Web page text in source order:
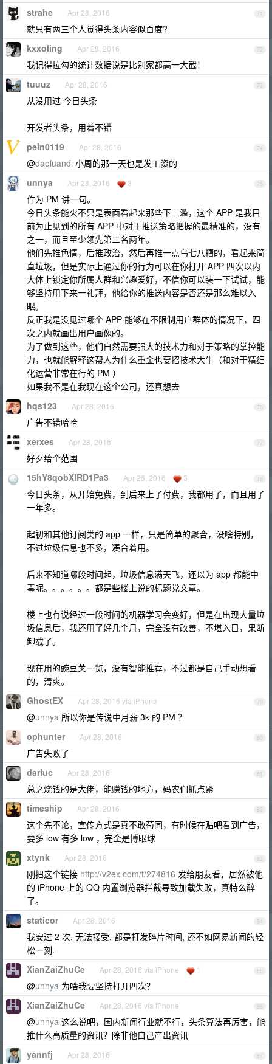
71
strahe Apr 28, 2016
就只有两三个人觉得头条内容似百度?
72
kxxoling Apr 28, 2016
我记得拉勾的统计数据说是比别家都高一大截！
73
tuuuz Apr 28, 2016
从没用过 今日头条
开发者头条，用着不错
74
pein0119 Apr 28, 2016
@daoluandi 小周的那一天也是发工资的
75
unnya Apr 28, 2016 3
作为 PM 讲一句。
今日头条能火不只是表面看起来那些下三滥，这个 APP 是我目
前为止见到的所有 APP 中对于推送策略把握的最精准的，没有
之一，而且至少领先第二名两年。
他们先推色情，后推政治，然后再推一点乌七八糟的，看起来简
直垃圾，但是实际上通过你的行为可以在你打开 APP 四次以内
大体上锁定你所属人群和兴趣爱好，不信你可以装一下试试，能
够坚持用下来一礼拜，他给你的推送内容是否还是那么难以入
眼。
反正我是没见过哪个 APP 能够在不限制用户群体的情况下，四
次之内就画出用户画像的。
为了做到这些，他们自然需要强大的技术力和对于策略的掌控能
力，也就能解释这帮人为什么重金也要招技术大牛（和对于精细
化运营非常在行的 PM ）
如果我不是在我现在这个公司，还真想去
76
hqs123 Apr 28, 2016
广告不错哈哈
77
xerxes Apr 28, 2016
好歹给个范围
78
15hY8qobXlRD1Pa3 Apr 28, 2016 3
今日头条，从开始免费，到后来上了付费，我都用了，而且用了
一年多。
起初和其他订阅类的 app 一样，只是简单的聚合，没啥特别，
不过垃圾信息也不多，凑合着用。
后来不知道哪段时间起，垃圾信息满天飞，还以为 app 都能中
毒呢。。。。。。都是些楼上说的标题党文章。
楼上也有说经过一段时间的机器学习会变好，但是在出现大量垃
圾信息后，我还用了好几个月，完全没有改善，不堪入目，果断
卸载了。
现在用的豌豆荚一览，没有智能推荐，不过都是自己手动想看
的，清爽。
79
GhostEX Apr 28, 2016 via iPhone
@unnya 所以你是传说中月薪 3k 的 PM ？
80
ophunter Apr 28, 2016
广告失败了
81
darluc Apr 28, 2016
总之烧钱的是大佬，能赚钱的地方，码农们抓点紧
82
timeship Apr 28, 2016
这个先不论，宣传方式是真不敢苟同，有时候在贴吧看到广告，
要多 low 有多 low ，完全是博眼球
83
xtynk Apr 28, 2016
刚把这个链接 http://v2ex.com/t/274816 发给朋友看，居然被他
的 iPhone 上的 QQ 内置浏览器拦截导致加载失败，真特么醉
了。
84
staticor Apr 28, 2016
我安过 2 次, 无法接受, 都是打发碎片时间, 还不如网易新闻的轻
松一刻.
85
XianZaiZhuCe Apr 28, 2016 via iPhone 1
@unnya 为啥我要坚持打开四次？
86
XianZaiZhuCe Apr 28, 2016 via iPhone
@unnya 这么说吧，国内新闻行业就不行，头条算法再厉害，能
推什么高质量的资讯？除非他自己产出资讯
87
yannfj Apr 28, 2016